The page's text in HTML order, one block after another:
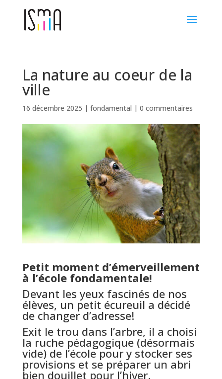
La nature au coeur de la
ville
16 décembre 2025 | fondamental | 0 commentaires
Petit moment d’émerveillement
à l’école fondamentale!
Devant les yeux fascinés de nos
élèves, un petit écureuil a décidé
de changer d’adresse!
Exit le trou dans l’arbre, il a choisi
la ruche pédagogique (désormais
vide) de l’école pour y stocker ses
provisions et se préparer un abri
bien douillet pour l’hiver.